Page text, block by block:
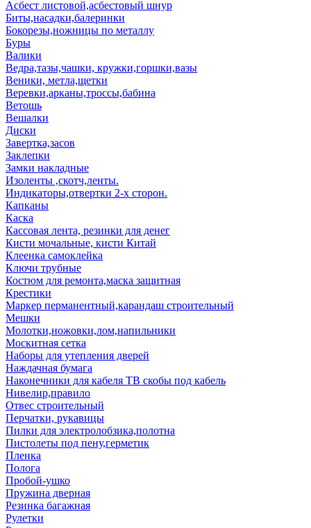
Асбест листовой,асбестовый шнур
Биты,насадки,балеринки
Бокорезы,ножницы по металлу
Буры
Валики
Ведра,тазы,чашки, кружки,горшки,вазы
Веники, метла,щетки
Веревки,арканы,троссы,бабина
Ветошь
Вешалки
Диски
Завертка,засов
Заклепки
Замки накладные
Изоленты ,скотч,ленты.
Индикаторы,отвертки 2-х сторон.
Капканы
Каска
Кассовая лента, резинки для денег
Кисти мочальные, кисти Китай
Клеенка самоклейка
Ключи трубные
Костюм для ремонта,маска защитная
Крестики
Маркер перманентный,карандаш строительный
Мешки
Молотки,ножовки,лом,напильники
Москитная сетка
Наборы для утепления дверей
Наждачная бумага
Наконечники для кабеля ТВ скобы под кабель
Нивелир,правило
Отвес строительный
Перчатки, рукавицы
Пилки для электролобзика,полотна
Пистолеты под пену,герметик
Пленка
Полога
Пробой-ушко
Пружина дверная
Резинка багажная
Рулетки